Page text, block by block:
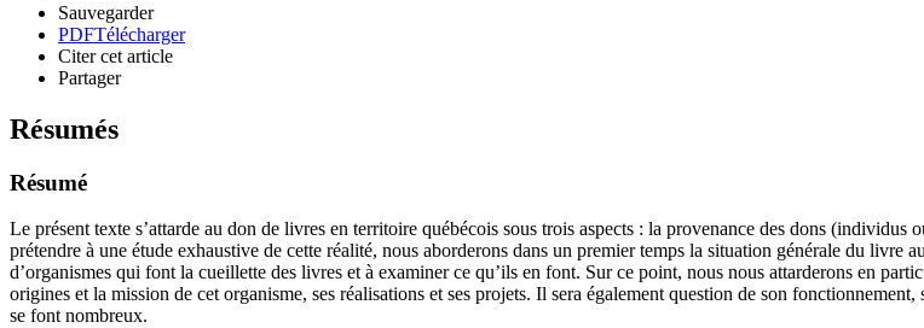
Sauvegarder
PDFTélécharger
Citer cet article
Partager
Résumés
Résumé
Le présent texte s’attarde au don de livres en territoire québécois sous trois aspects : la provenance des dons
prétendre à une étude exhaustive de cette réalité, nous aborderons dans un premier temps la situation générale du livre
d’organismes qui font la cueillette des livres et à examiner ce qu’ils en font. Sur ce point, nous nous attarderons en
origines et la mission de cet organisme, ses réalisations et ses projets. Il sera également question de son
se font nombreux.